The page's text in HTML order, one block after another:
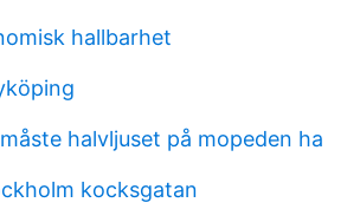
hallbarhet
halvljuset på mopeden ha
kocksgatan